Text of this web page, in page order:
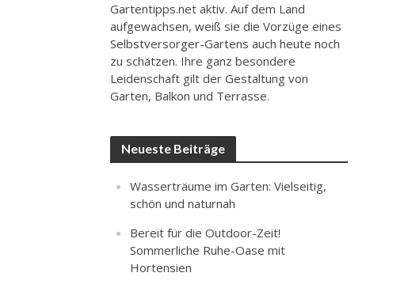
Gartentipps.net aktiv. Auf dem Land
aufgewachsen, weiß sie die Vorzüge eines
Selbstversorger-Gartens auch heute noch
zu schätzen. Ihre ganz besondere
Leidenschaft gilt der Gestaltung von
Garten, Balkon und Terrasse.
Neueste Beiträge
Wasserträume im Garten: Vielseitig,
schön und naturnah
Bereit für die Outdoor-Zeit!
Sommerliche Ruhe-Oase mit
Hortensien